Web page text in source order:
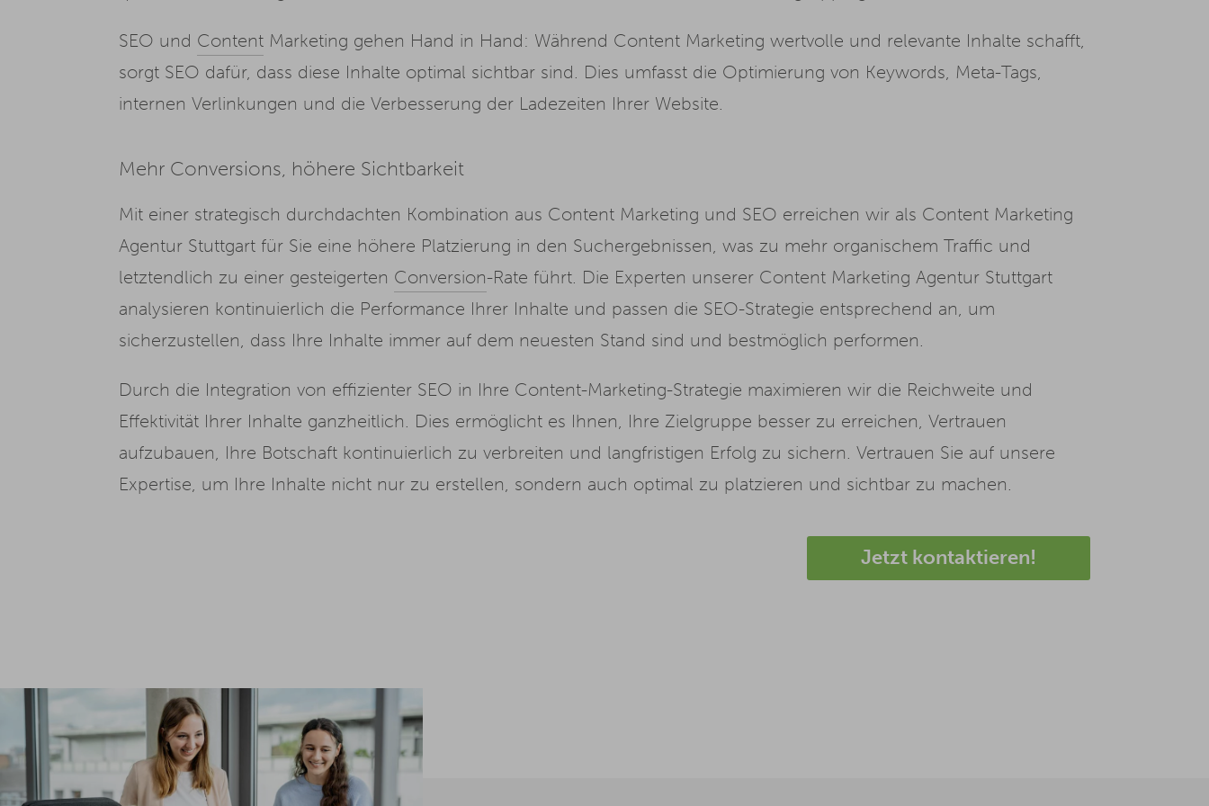
SEO und Content Marketing gehen Hand in Hand: Während Content Marketing wertvolle und relevante Inhalte schafft,
sorgt SEO dafür, dass diese Inhalte optimal sichtbar sind. Dies umfasst die Optimierung von Keywords, Meta-Tags,
internen Verlinkungen und die Verbesserung der Ladezeiten Ihrer Website.
Mehr Conversions, höhere Sichtbarkeit
Mit einer strategisch durchdachten Kombination aus Content Marketing und SEO erreichen wir als Content Marketing
Agentur Stuttgart für Sie eine höhere Platzierung in den Suchergebnissen, was zu mehr organischem Traffic und
letztendlich zu einer gesteigerten Conversion-Rate führt. Die Experten unserer Content Marketing Agentur Stuttgart
analysieren kontinuierlich die Performance Ihrer Inhalte und passen die SEO-Strategie entsprechend an, um
sicherzustellen, dass Ihre Inhalte immer auf dem neuesten Stand sind und bestmöglich performen.
Durch die Integration von effizienter SEO in Ihre Content-Marketing-Strategie maximieren wir die Reichweite und
Effektivität Ihrer Inhalte ganzheitlich. Dies ermöglicht es Ihnen, Ihre Zielgruppe besser zu erreichen, Vertrauen
aufzubauen, Ihre Botschaft kontinuierlich zu verbreiten und langfristigen Erfolg zu sichern. Vertrauen Sie auf unsere
Expertise, um Ihre Inhalte nicht nur zu erstellen, sondern auch optimal zu platzieren und sichtbar zu machen.
Jetzt kontaktieren!